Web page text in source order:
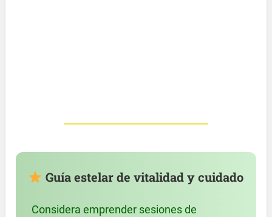
Guía estelar de vitalidad y cuidado
Considera emprender sesiones de